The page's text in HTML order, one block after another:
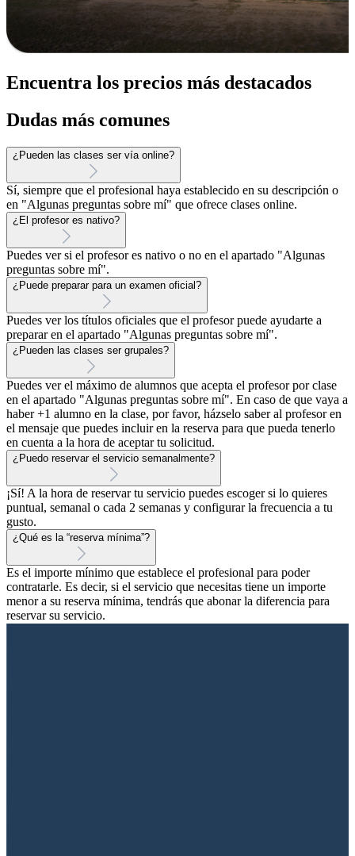
Encuentra los precios más destacados
Dudas más comunes
¿Pueden las clases ser vía online?
Sí, siempre que el profesional haya establecido en su descripción o
en "Algunas preguntas sobre mí" que ofrece clases online.
¿El profesor es nativo?
Puedes ver si el profesor es nativo o no en el apartado "Algunas
preguntas sobre mí".
¿Puede preparar para un examen oficial?
Puedes ver los títulos oficiales que el profesor puede ayudarte a
preparar en el apartado "Algunas preguntas sobre mí".
¿Pueden las clases ser grupales?
Puedes ver el máximo de alumnos que acepta el profesor por clase
en el apartado "Algunas preguntas sobre mí". En caso de que vaya a
haber +1 alumno en la clase, por favor, házselo saber al profesor en
el mensaje que puedes incluir en la reserva para que pueda tenerlo
en cuenta a la hora de aceptar tu solicitud.
¿Puedo reservar el servicio semanalmente?
¡Sí! A la hora de reservar tu servicio puedes escoger si lo quieres
puntual, semanal o cada 2 semanas y configurar la frecuencia a tu
gusto.
¿Qué es la “reserva mínima”?
Es el importe mínimo que establece el profesional para poder
contratarle. Es decir, si el servicio que necesitas tiene un importe
menor a su reserva mínima, tendrás que abonar la diferencia para
reservar su servicio.